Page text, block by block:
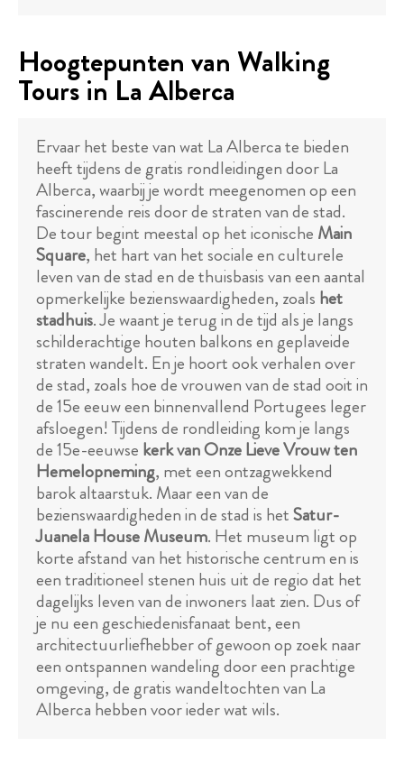
Hoogtepunten van Walking
Tours in La Alberca
Ervaar het beste van wat La Alberca te bieden
heeft tijdens de gratis rondleidingen door La
Alberca, waarbij je wordt meegenomen op een
fascinerende reis door de straten van de stad.
De tour begint meestal op het iconische Main
Square, het hart van het sociale en culturele
leven van de stad en de thuisbasis van een aantal
opmerkelijke bezienswaardigheden, zoals het
stadhuis. Je waant je terug in de tijd als je langs
schilderachtige houten balkons en geplaveide
straten wandelt. En je hoort ook verhalen over
de stad, zoals hoe de vrouwen van de stad ooit in
de 15e eeuw een binnenvallend Portugees leger
afsloegen! Tijdens de rondleiding kom je langs
de 15e-eeuwse kerk van Onze Lieve Vrouw ten
Hemelopneming, met een ontzagwekkend
barok altaarstuk. Maar een van de
bezienswaardigheden in de stad is hetSatur-
Juanela House Museum. Het museum ligt op
korte afstand van het historische centrum en is
een traditioneel stenen huis uit de regio dat het
dagelijks leven van de inwoners laat zien. Dus of
je nu een geschiedenisfanaat bent, een
architectuurliefhebber of gewoon op zoek naar
een ontspannen wandeling door een prachtige
omgeving, de gratis wandeltochten van La
Alberca hebben voor ieder wat wils.